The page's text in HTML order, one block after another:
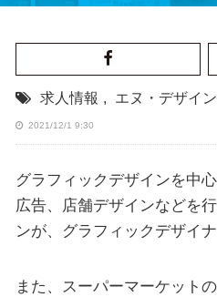
求人情報 , エヌ・デザイン
2021/12/1 9:30
グラフィックデザインを中
広告、店舗デザインなどを
ンが、グラフィックデザイ
また、スーパーマーケット